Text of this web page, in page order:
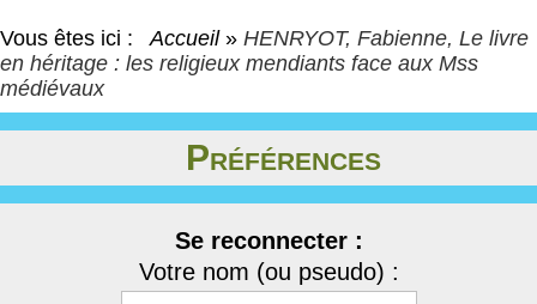
Vous êtes ici : Accueil » HENRYOT, Fabienne, Le livre
en héritage : les religieux mendiants face aux Mss
médiévaux
Préférences
Se reconnecter :
Votre nom (ou pseudo) :